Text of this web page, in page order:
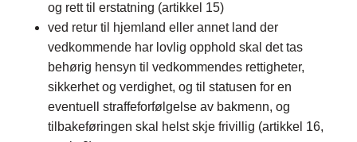
og rett til erstatning (artikkel 15)
ved retur til hjemland eller annet land der
vedkommende har lovlig opphold skal det tas
behørig hensyn til vedkommendes rettigheter,
sikkerhet og verdighet, og til statusen for en
eventuell straffeforfølgelse av bakmenn, og
tilbakeføringen skal helst skje frivillig (artikkel 16,